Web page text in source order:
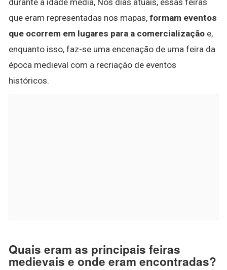
que eram representadas nos mapas, formam eventos
que ocorrem em lugares para a comercialização e,
enquanto isso, faz-se uma encenação de uma feira da
época medieval com a recriação de eventos
históricos.
Quais eram as principais feiras
medievais e onde eram encontradas?